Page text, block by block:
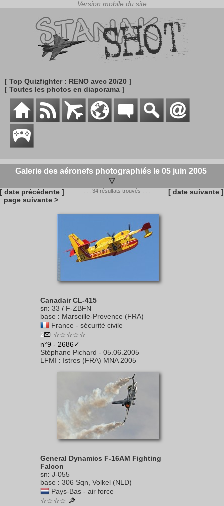
[ Top Quizfighter : RENO avec 20/20 ]
[ Toutes les photos en diaporama ]
Galerie des aéronefs photographiés le 05 juin 2005
▽
[ date précédente ] . . . 34 résultats trouvés . . .
[ date suivante ]
page suivante >
Canadair CL-415
sn: 33 / F-ZBFN
base : Marseille-Provence (FRA)
France - sécurité civile
2
☆☆☆☆☆
n°9 - 2686✓
Stéphane Pichard - 05.06.2005
LFMI : Istres (FRA) MNA 2005
General Dynamics F-16AM Fighting
Falcon
sn: J-055
base : 306 Sqn, Volkel (NLD)
Pays-Bas - air force
☆☆☆☆